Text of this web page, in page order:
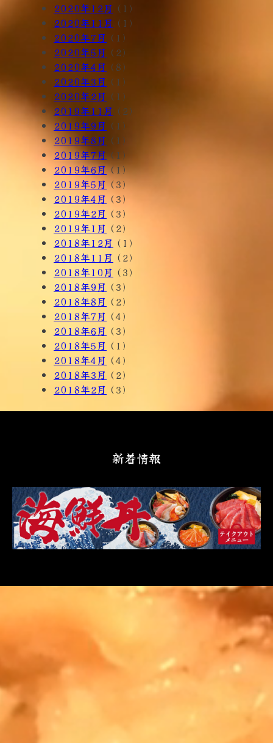
2020年12月 (1)
2020年11月 (1)
2020年7月 (1)
2020年5月 (2)
2020年4月 (8)
2020年3月 (1)
2020年2月 (1)
2019年11月 (2)
2019年9月 (1)
2019年8月 (1)
2019年7月(1)
2019年6月(1)
2019年5月(3)
2019年4月 (3)
2019年2月 (3)
2019年1月 (2)
2018年12月 (1)
2018年11月 (2)
2018年10月 (3)
2018年9月 (3)
2018年8月 (2)
2018年7月 (4)
2018年6月 (3)
2018年5月 (1)
2018年4月 (4)
2018年3月 (2)
2018年2月 (3)
新着情報